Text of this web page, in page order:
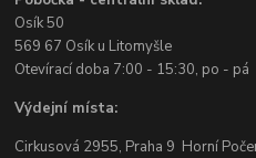
Osík 50
569 67 Osík u Litomyšle
Otevírací doba 7:00 - 15:30, po - pá
Výdejní místa:
Cirkusová 2955, Praha 9 Horní